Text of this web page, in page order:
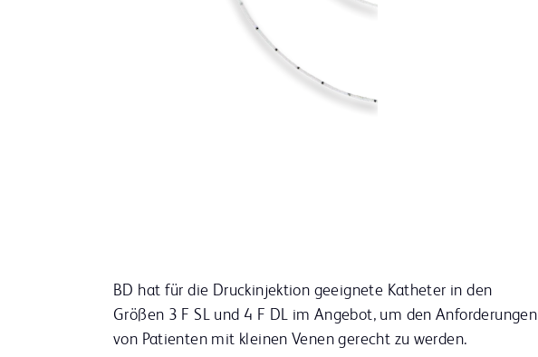
BD hat für die Druckinjektion geeignete Katheter in den
Größen 3 F SL und 4 F DL im Angebot, um den Anforderungen
von Patienten mit kleinen Venen gerecht zu werden.